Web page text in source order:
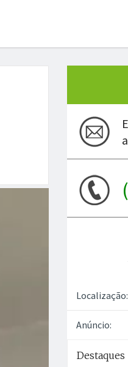
Próxima
Localização:
Anúncio:
Destaques